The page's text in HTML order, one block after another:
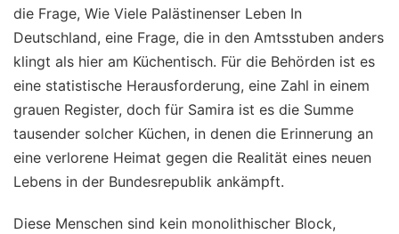
die Frage, Wie Viele Palästinenser Leben In
Deutschland, eine Frage, die in den Amtsstuben anders
klingt als hier am Küchentisch. Für die Behörden ist es
eine statistische Herausforderung, eine Zahl in einem
grauen Register, doch für Samira ist es die Summe
tausender solcher Küchen, in denen die Erinnerung an
eine verlorene Heimat gegen die Realität eines neuen
Lebens in der Bundesrepublik ankämpft.
Diese Menschen sind kein monolithischer Block,